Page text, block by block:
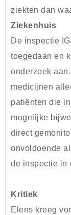
ziekten dan
Ziekenhuis
De inspectie
toegedaan en
onderzoek
medicijnen
patiënten die
mogelijke
direct
onvoldoende
de inspectie in
Kritiek
Elens kreeg